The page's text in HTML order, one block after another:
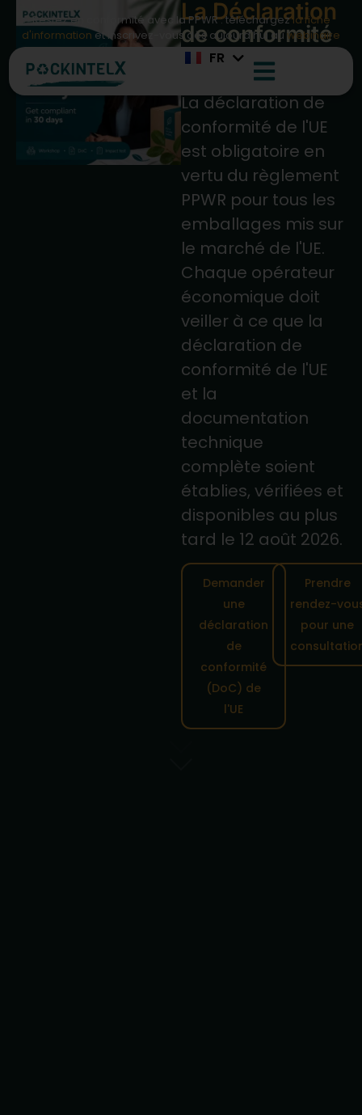
Restez en conformité avec la PPWR : téléchargezla fiche
d'informationet inscrivez-vous dès aujourd'hui auwebinaire
FR
DE
IT
ES
La Déclaration
de conformité
UEmise en
pratique
La déclaration de
conformité de l'UE
est obligatoire en
vertu du règlement
PPWR pour tous les
emballages mis sur
le marché de l'UE.
Chaque opérateur
économique doit
veiller à ce que la
déclaration de
conformité de l'UE
et la
documentation
technique
complète soient
établies, vérifiées et
disponibles au plus
tard le 12 août 2026.
Demander
une
déclaration
de
conformité
(DoC) de
l'UE
Prendre
rendez-
pour une